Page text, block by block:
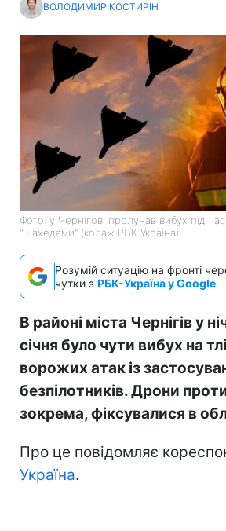
ВОЛОДИМИР КОСТИРІН
Фото: у Чернігові пролунав вибух під
"Шахедами" (колаж РБК-Україна)
Розумій ситуацію на фронті
чутки з РБК-Україна у Google
В районі міста Чернігів у
січня було чути вибух на
ворожих атак із
безпілотників. Дрони
зокрема, фіксувалися в
Про це повідомляє
Україна.